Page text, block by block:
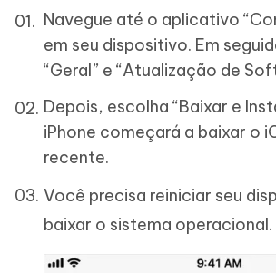
Navegue até o aplicativo
em seu dispositivo. Em
“Geral” e “Atualização de
Depois, escolha “Baixar e
iPhone começará a baixar o
recente.
Você precisa reiniciar seu
baixar o sistema operacional.